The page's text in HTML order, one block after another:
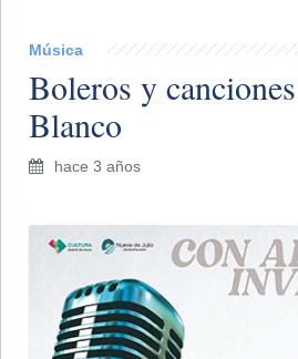
Música
​Boleros y
Blanco
hace 3 años